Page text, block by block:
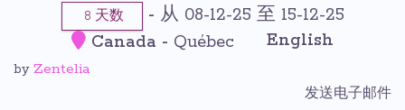
8 天数 - 从 08-12-25 至 15-12-25
Canada - Québec English
by Zentelia
发送电子邮件